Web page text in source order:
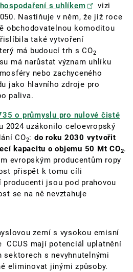
s uhlíkem
vizi
Nastiňuje v něm, že již roce
obchodovatelnou komoditou
také vytvoření
má budoucí trh s CO2
má narůstat význam uhlíku
nebo zachyceného
jako hlavního zdroje pro
paliva.
o průmyslu pro nulové čisté
2024 uzákonilo celoevropský
CO2: do roku 2030 vytvořit
kapacitu o objemu 50 Mt CO2.
evropským producentům ropy
přispět k tomu cíli
jsou pod prahovou
se na ně nevztahuje
zemí s vysokou emisní
CCUS mají potenciál uplatnění
sektorech s nevyhnutelnými
eliminovat jinými způsoby.